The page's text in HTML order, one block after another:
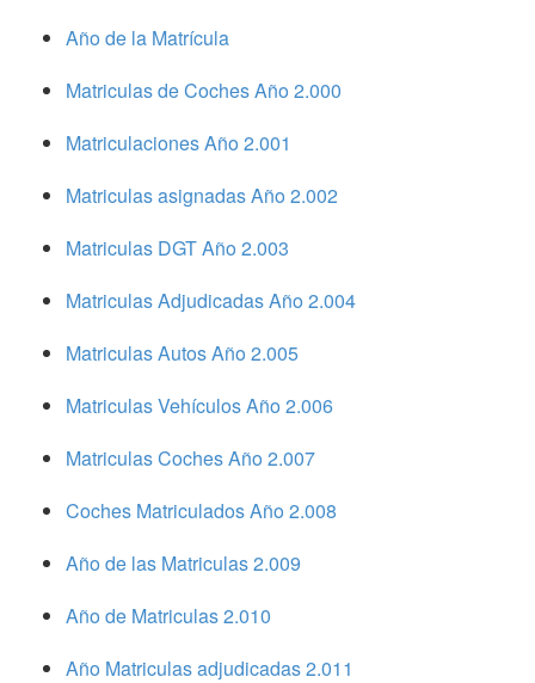
Año de la Matrícula
Matriculas de Coches Año 2.000
Matriculaciones Año 2.001
Matriculas asignadas Año 2.002
Matriculas DGT Año 2.003
Matriculas Adjudicadas Año 2.004
Matriculas Autos Año 2.005
Matriculas Vehículos Año 2.006
Matriculas Coches Año 2.007
Coches Matriculados Año 2.008
Año de las Matriculas 2.009
Año de Matriculas 2.010
Año Matriculas adjudicadas 2.011